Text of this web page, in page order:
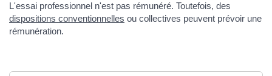
L'essai professionnel n'est pas rémunéré. Toutefois, des
dispositions conventionnelles ou collectives peuvent prévoir une
rémunération.